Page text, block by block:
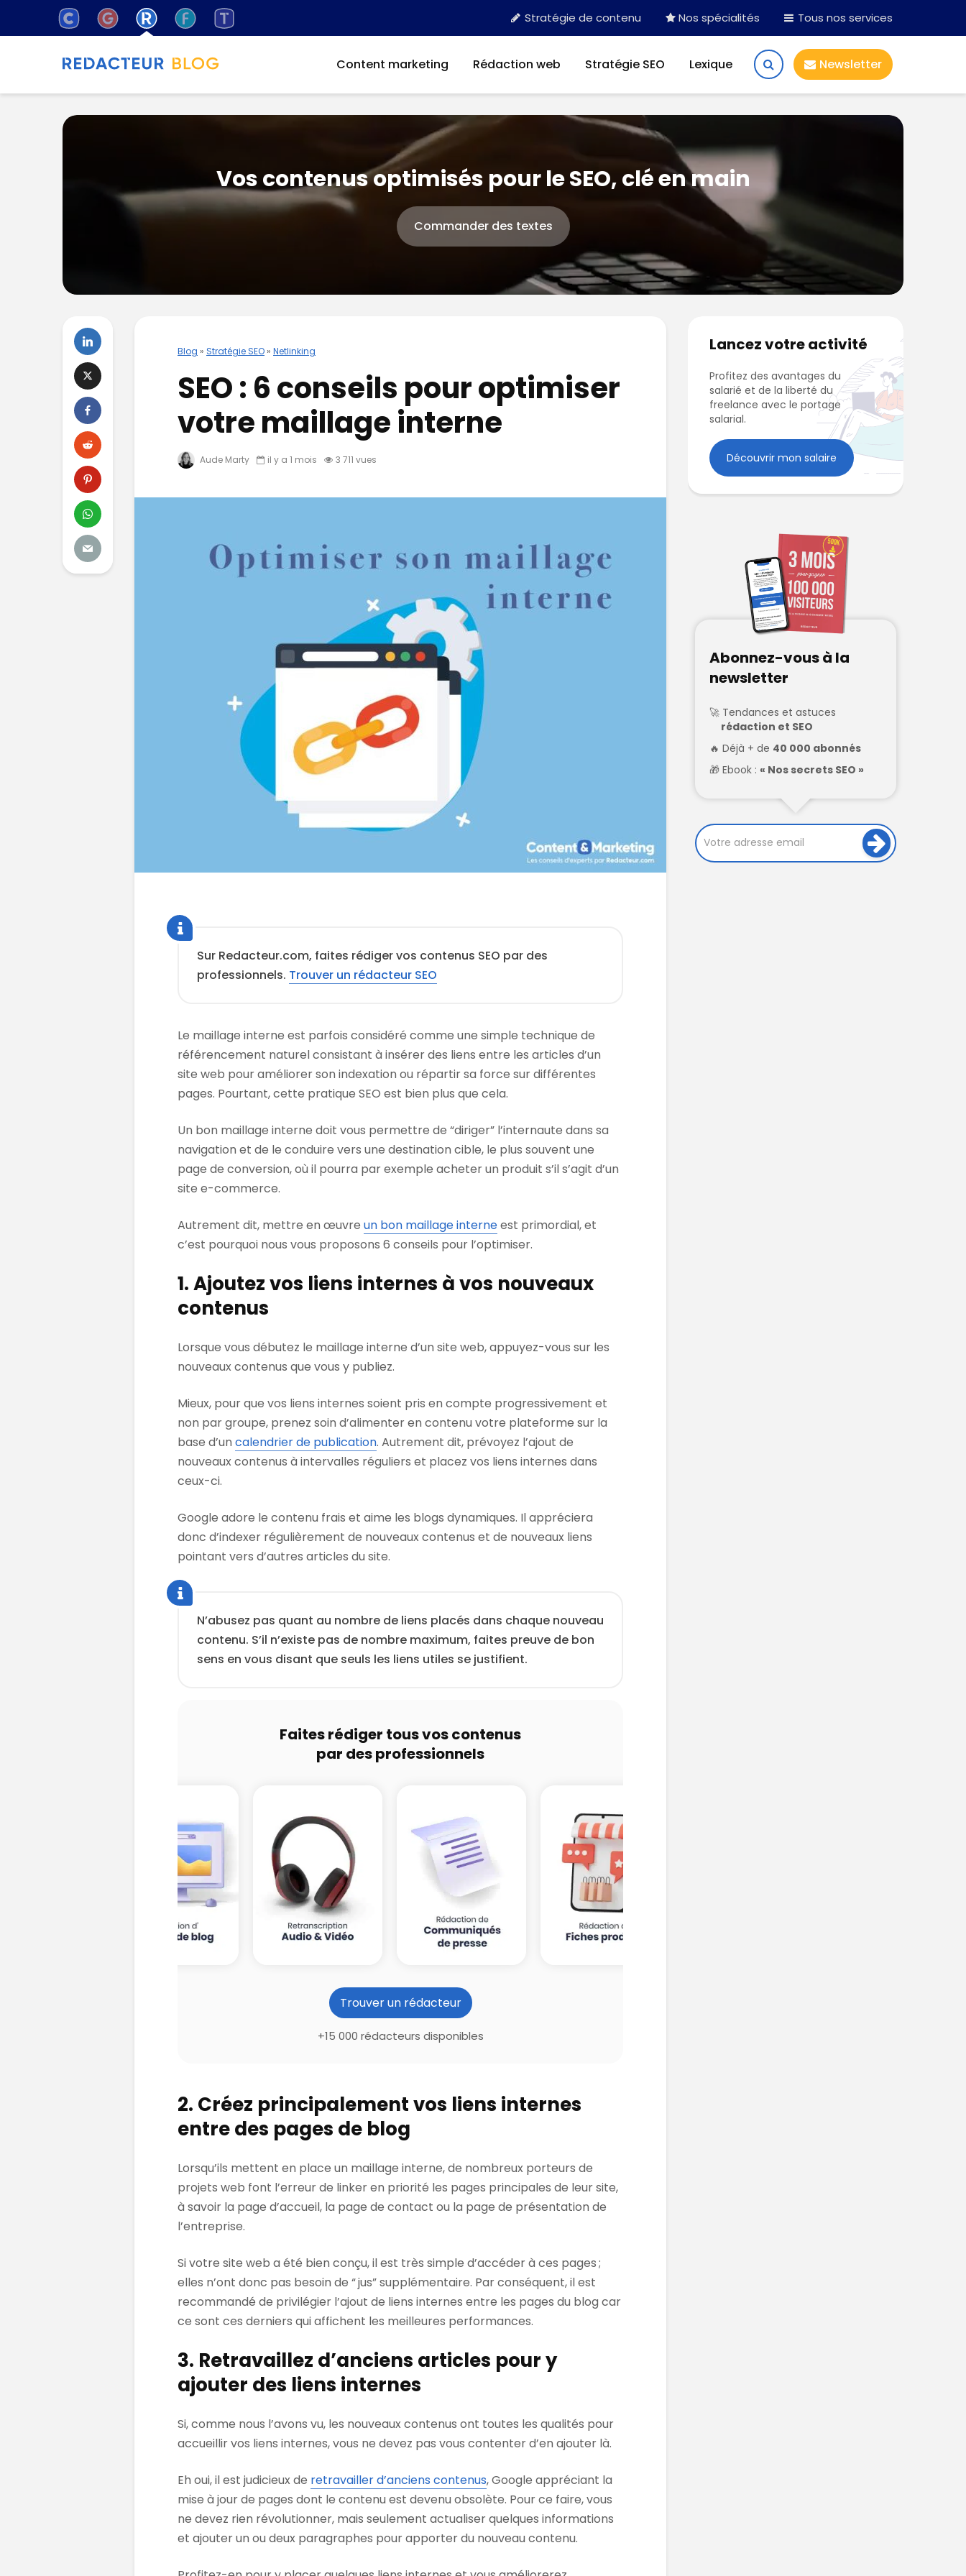
Stratégie de contenu Nos spécialités Tous nos services
Content marketing Rédaction web Stratégie SEO Lexique Newsletter
Vos contenus optimisés pour le SEO, clé en main
Commander des textes
Blog » Stratégie SEO » Netlinking
SEO : 6 conseils pour optimiser
votre maillage interne
Aude Marty il y a 1 mois 3 711 vues
Sur Redacteur.com, faites rédiger vos contenus SEO par des
professionnels. Trouver un rédacteur SEO
Le maillage interne est parfois considéré comme une simple technique de
référencement naturel consistant à insérer des liens entre les articles d’un
site web pour améliorer son indexation ou répartir sa force sur différentes
pages. Pourtant, cette pratique SEO est bien plus que cela.
Un bon maillage interne doit vous permettre de “diriger” l’internaute dans sa
navigation et de le conduire vers une destination cible, le plus souvent une
page de conversion, où il pourra par exemple acheter un produit s’il s’agit d’un
site e-commerce.
Autrement dit, mettre en œuvre un bon maillage interneest primordial, et
c’est pourquoi nous vous proposons 6 conseils pour l’optimiser.
1. Ajoutez vos liens internes à vos nouveaux
contenus
Lorsque vous débutez le maillage interne d’un site web, appuyez-vous sur les
nouveaux contenus que vous y publiez.
Mieux, pour que vos liens internes soient pris en compte progressivement et
non par groupe, prenez soin d’alimenter en contenu votre plateforme sur la
base d’un calendrier de publication. Autrement dit, prévoyez l’ajout de
nouveaux contenus à intervalles réguliers et placez vos liens internes dans
ceux-ci.
Google adore le contenu frais et aime les blogs dynamiques. Il appréciera
donc d’indexer régulièrement de nouveaux contenus et de nouveaux liens
pointant vers d’autres articles du site.
N’abusez pas quant au nombre de liens placés dans chaque nouveau
contenu. S’il n’existe pas de nombre maximum, faites preuve de bon
sens en vous disant que seuls les liens utiles se justifient.
Faites rédiger tous vos contenus
par des professionnels
Trouver un rédacteur
+15 000 rédacteurs disponibles
2. Créez principalement vos liens internes
entre des pages de blog
Lorsqu’ils mettent en place un maillage interne, de nombreux porteurs de
projets web font l’erreur de linker en priorité les pages principales de leur site,
à savoir la page d’accueil, la page de contact ou la page de présentation de
l’entreprise.
Si votre site web a été bien conçu, il est très simple d’accéder à ces pages ;
elles n’ont donc pas besoin de “ jus” supplémentaire. Par conséquent, il est
recommandé de privilégier l’ajout de liens internes entre les pages du blog car
ce sont ces derniers qui affichent les meilleures performances.
3. Retravaillez d’anciens articles pour y
ajouter des liens internes
Si, comme nous l’avons vu, les nouveaux contenus ont toutes les qualités pour
accueillir vos liens internes, vous ne devez pas vous contenter d’en ajouter là.
Eh oui, il est judicieux de retravailler d’anciens contenus, Google appréciant la
mise à jour de pages dont le contenu est devenu obsolète. Pour ce faire, vous
ne devez rien révolutionner, mais seulement actualiser quelques informations
et ajouter un ou deux paragraphes pour apporter du nouveau contenu.
Lancez votre activité
Profitez des avantages du
salarié et de la liberté du
freelance avec le portage
salarial.
Découvrir mon salaire
Abonnez-vous à la
newsletter
Tendances et astuces
rédaction et SEO
Déjà + de 40 000 abonnés
Ebook : « Nos secrets SEO »